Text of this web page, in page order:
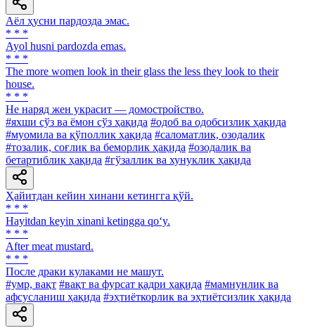
Аёл ҳусни пардозда эмас.
* * *
Ayol husni pardozda emas.
* * *
The more women look in their glass the less they look to their
house.
* * *
He наряд жен украсит — домостройство.
#яхши сўз ва ёмон сўз ҳақида #одоб ва одобсизлик ҳақида
#муомила ва қўполлик ҳақида #саломатлик, озодалик
#тозалик, соғлик ва беморлик ҳақида #озодалик ва
бетартиблик ҳақида #гўзаллик ва хунуклик ҳақида
Ҳайитдан кейин хинани кетингга қўй.
* * *
Hayitdan keyin xinani ketingga qo‘y.
* * *
After meat mustard.
* * *
После драки кулаками не машут.
#умр, вақт #вақт ва фурсат қадри ҳақида #мамнунлик ва
афсусланиш ҳақида #эҳтиёткорлик ва эҳтиётсизлик ҳақида